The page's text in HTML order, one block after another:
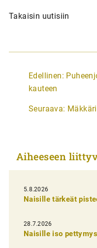
Takaisin uutisiin
A
r
i
e
i
e
n
s
Edellinen:
kauteen
Seuraava:
Aiheeseen
5.8.2026
Naisille tärkeät
28.7.2026
Naisille iso